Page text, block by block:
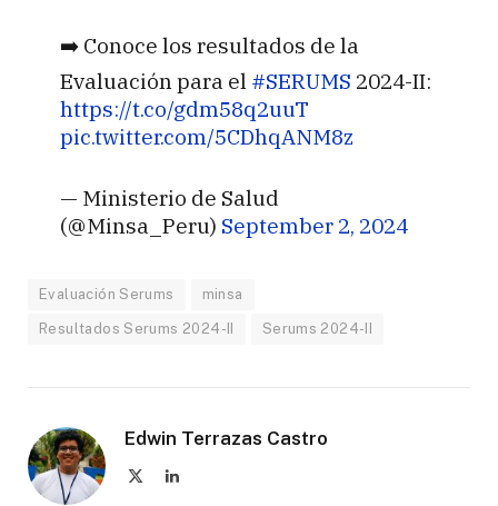
➡️ Conoce los resultados de la
Evaluación para el #SERUMS 2024-II:
https://t.co/gdm58q2uuT
pic.twitter.com/5CDhqANM8z
— Ministerio de Salud
(@Minsa_Peru) September 2, 2024
Evaluación Serums minsa
Resultados Serums 2024-II Serums 2024-II
Edwin Terrazas Castro
LinkedIn